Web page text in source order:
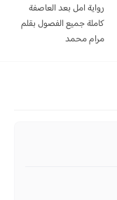
رواية امل بعد العاصفة
كاملة جميع الفصول بقلم
مرام محمد